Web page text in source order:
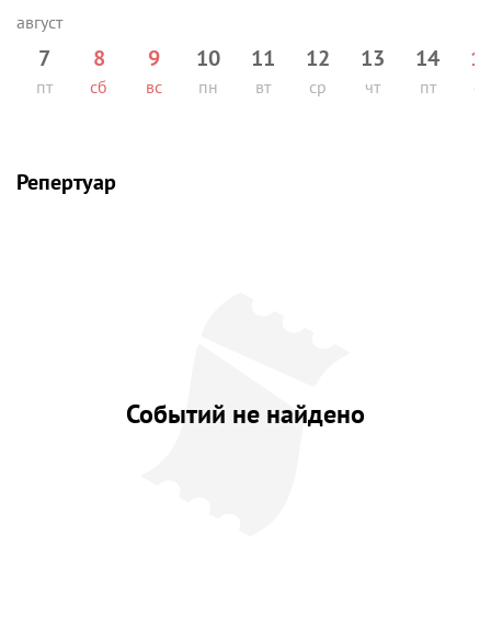
7
пт
8
сб
9
вс
10
пн
11
вт
12
ср
13
чт
14
пт сб
Репертуар
Событий не найдено